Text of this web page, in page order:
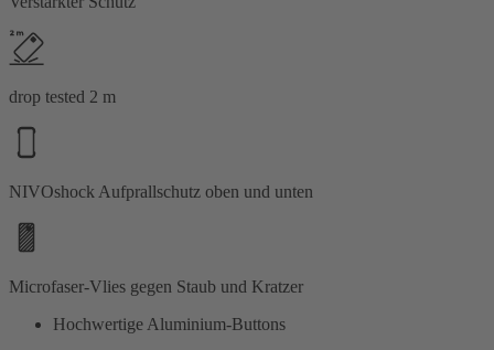
drop tested 2 m
NIVOshock Aufprallschutz oben und unten
Microfaser-Vlies gegen Staub und Kratzer
Hochwertige Aluminium-Buttons